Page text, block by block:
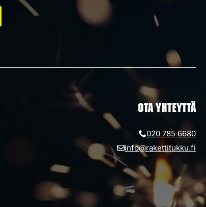
OTA YHTEYTTÄ
020 785 6680
info@rakettitukku.fi